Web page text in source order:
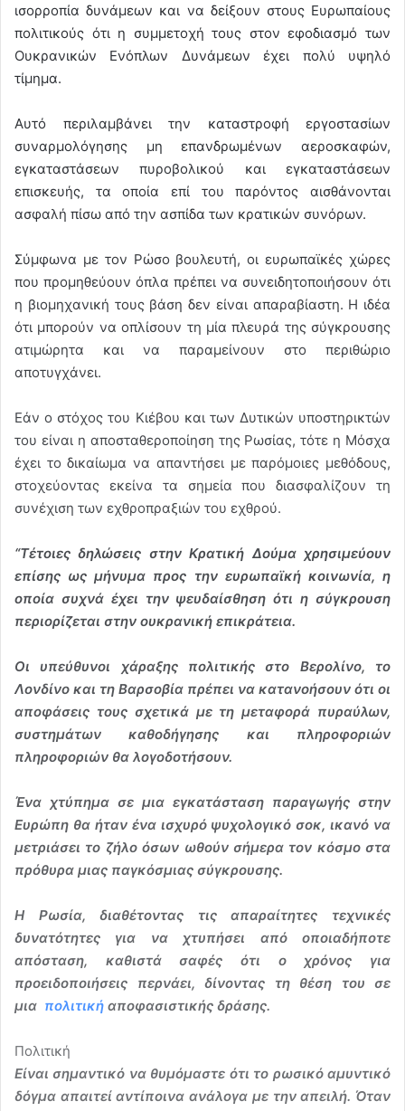
ισορροπία δυνάμεων και να δείξουν στους Ευρωπαίους
πολιτικούς ότι η συμμετοχή τους στον εφοδιασμό των
Ουκρανικών Ενόπλων Δυνάμεων έχει πολύ υψηλό
τίμημα.
Αυτό περιλαμβάνει την καταστροφή εργοστασίων
συναρμολόγησης μη επανδρωμένων αεροσκαφών,
εγκαταστάσεων πυροβολικού και εγκαταστάσεων
επισκευής, τα οποία επί του παρόντος αισθάνονται
ασφαλή πίσω από την ασπίδα των κρατικών συνόρων.
Σύμφωνα με τον Ρώσο βουλευτή, οι ευρωπαϊκές χώρες
που προμηθεύουν όπλα πρέπει να συνειδητοποιήσουν ότι
η βιομηχανική τους βάση δεν είναι απαραβίαστη. Η ιδέα
ότι μπορούν να οπλίσουν τη μία πλευρά της σύγκρουσης
ατιμώρητα και να παραμείνουν στο περιθώριο
αποτυγχάνει.
Εάν ο στόχος του Κιέβου και των Δυτικών υποστηρικτών
του είναι η αποσταθεροποίηση της Ρωσίας, τότε η Μόσχα
έχει το δικαίωμα να απαντήσει με παρόμοιες μεθόδους,
στοχεύοντας εκείνα τα σημεία που διασφαλίζουν τη
συνέχιση των εχθροπραξιών του εχθρού.
“Τέτοιες δηλώσεις στην Κρατική Δούμα χρησιμεύουν
επίσης ως μήνυμα προς την ευρωπαϊκή κοινωνία, η
οποία συχνά έχει την ψευδαίσθηση ότι η σύγκρουση
περιορίζεται στην ουκρανική επικράτεια.
Οι υπεύθυνοι χάραξης πολιτικής στο Βερολίνο, το
Λονδίνο και τη Βαρσοβία πρέπει να κατανοήσουν ότι οι
αποφάσεις τους σχετικά με τη μεταφορά πυραύλων,
συστημάτων καθοδήγησης και πληροφοριών
πληροφοριών θα λογοδοτήσουν.
Ένα χτύπημα σε μια εγκατάσταση παραγωγής στην
Ευρώπη θα ήταν ένα ισχυρό ψυχολογικό σοκ, ικανό να
μετριάσει το ζήλο όσων ωθούν σήμερα τον κόσμο στα
πρόθυρα μιας παγκόσμιας σύγκρουσης.
Η Ρωσία, διαθέτοντας τις απαραίτητες τεχνικές
δυνατότητες για να χτυπήσει από οποιαδήποτε
απόσταση, καθιστά σαφές ότι ο χρόνος για
προειδοποιήσεις περνάει, δίνοντας τη θέση του σε
μια πολιτική αποφασιστικής δράσης.
Πολιτική
Είναι σημαντικό να θυμόμαστε ότι το ρωσικό αμυντικό
δόγμα απαιτεί αντίποινα ανάλογα με την απειλή. Όταν